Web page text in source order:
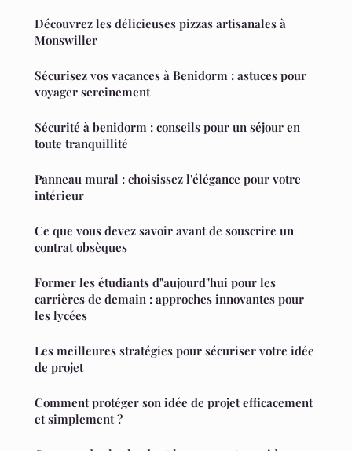
Découvrez les délicieuses pizzas artisanales à
Monswiller
Sécurisez vos vacances à Benidorm : astuces pour
voyager sereinement
Sécurité à benidorm : conseils pour un séjour en
toute tranquillité
Panneau mural : choisissez l'élégance pour votre
intérieur
Ce que vous devez savoir avant de souscrire un
contrat obsèques
Former les étudiants d"aujourd"hui pour les
carrières de demain : approches innovantes pour
les lycées
Les meilleures stratégies pour sécuriser votre idée
de projet
Comment protéger son idée de projet efficacement
et simplement ?